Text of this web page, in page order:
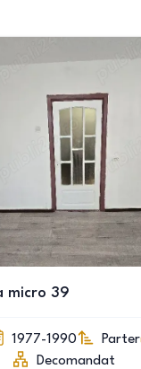
micro 39
1977-1990 Parter
Decomandat